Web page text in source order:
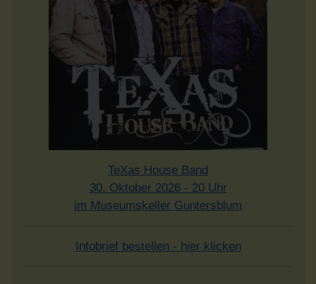
TeXas House Band
30. Oktober 2026 - 20 Uhr
im Museumskeller Guntersblum
Infobrief bestellen - hier klicken